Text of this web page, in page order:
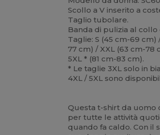
Scollo a V inserito a
Taglio tubolare.
Banda di pulizia al
Taglie: S (45 cm-69 cm)
77 cm) / XXL (63 cm-78
5XL * (81 cm-83 cm).
* Le taglie 3XL solo in
4XL / 5XL sono
Questa t-shirt da uomo
per tutte le attività
quando fa caldo. Con il